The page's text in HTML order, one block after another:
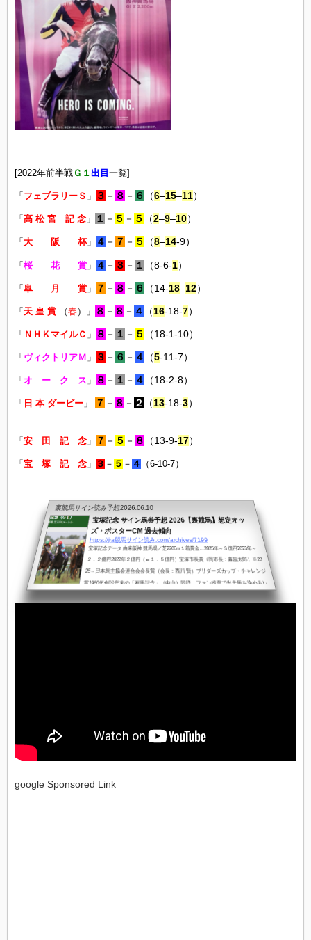
[2022年前半戦 Ｇ１出目 一覧]
「 フェブラリーＳ 」 ３ － ８ － ６ （6–15–11）
「 高 松 宮 記 念 」 １ － ５ － ５ （2–9–10）
「 大 阪 杯」 ４ － ７ － ５ （8–14-9）
「 桜 花 賞 」 ４ － ３ － １ （8-6-1）
「 皐 月 賞 」 ７ － ８ － ６ （14-18–12）
「 天 皇 賞 （春）」 ８ － ８ － ４ （16-18-7）
「 ＮＨＫマイルＣ 」 ８ － １ － ５ （18-1-10）
「 ヴィクトリアＭ 」 ３ － ６ － ４ （5-11-7）
「 オ ー ク ス 」 ８ － １ － ４ （18-2-8）
「 日 本 ダービー 」 ７ － ８ － ２ （13-18-3）
「 安 田 記 念 」 ７ － ５ － ８ （13-9-17）
「 宝 塚 記 念 」 ３ － ５ － ４ （6-10-7）
裏競馬サイン読み予想2026.06.10
宝塚記念 サイン馬券予想 2026【裏競馬】想定オッ
ズ・ポスターCM 過去傾向
https://jra競馬サイン読み.com/archives/7199
宝塚記念データ 由来阪神 競馬場／芝2200m１着賞金…2025年～３億円2023年～
２．２億円2022年２億円（←１．５億円）宝塚市長賞（同市長：森臨太郎）※20
25～日本馬主協会連合会会長賞（会長：西川 賢）ブリダーズカップ・チャレンジ
賞1960年創設年末の「有馬記念」（中山）同様、ファン投票で出走馬を決めるレ
google Sponsored Link